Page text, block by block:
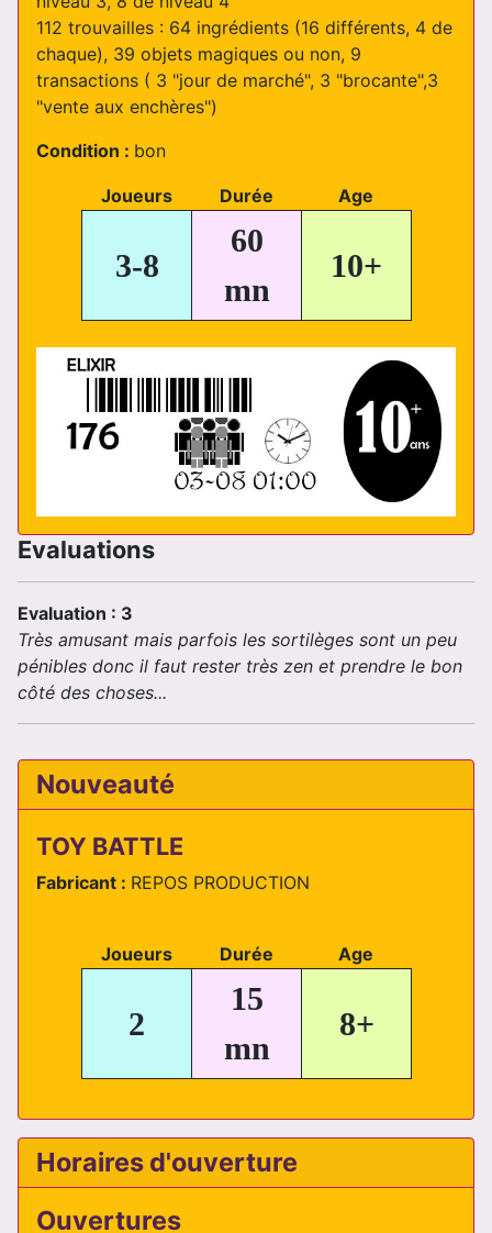
112 trouvailles : 64 ingrédients (16 différents, 4 de
chaque), 39 objets magiques ou non, 9
transactions ( 3 "jour de marché", 3 "brocante",3
"vente aux enchères")
Condition : bon
Joueurs Durée Age
3-8
60
mn
10+
Evaluations
Evaluation : 3
Très amusant mais parfois les sortilèges sont un peu
pénibles donc il faut rester très zen et prendre le bon
côté des choses...
Nouveauté
TOY BATTLE
Fabricant : REPOS PRODUCTION
Joueurs Durée Age
2
15
mn
8+
Horaires d'ouverture
Ouvertures